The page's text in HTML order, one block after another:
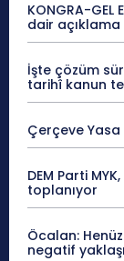
KONGRA-
dair açıklama
İşte çözüm
tarihî kanun
Çerçeve Yasa
DEM Parti
toplanıyor
Öcalan:
negatif